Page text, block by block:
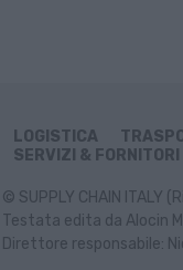
LOGISTICA
SERVIZI & FORNITORI
© SUPPLY CHAIN ITALY
Testata edita da Alocin
Direttore responsabile: